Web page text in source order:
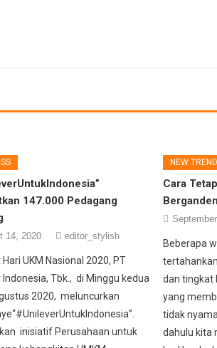
147.000 Pedagang
14, 2020 editor_stylish
UKM Nasional 2020, PT
Indonesia, Tbk., di Minggu kedua
2020, meluncurkan
inisiatif Perusahaan untuk
NEW
Cara
Beberapa
dan tingkat
yang
tidak
dahulu kita